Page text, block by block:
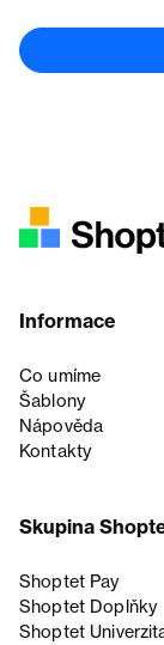
Informace
Co umíme
Šablony
Nápověda
Kontakty
Skupina
Shoptet Pay
Shoptet Doplňky
Shoptet